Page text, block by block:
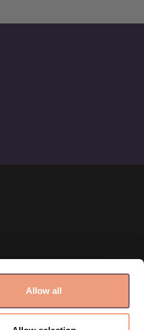
Allow all